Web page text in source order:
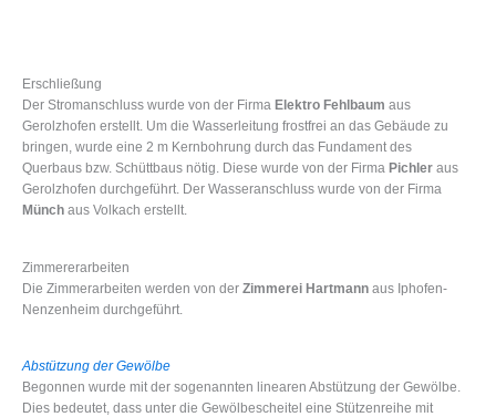
Erschließung
Der Stromanschluss wurde von der Firma Elektro Fehlbaum aus
Gerolzhofen erstellt. Um die Wasserleitung frostfrei an das Gebäude zu
bringen, wurde eine 2 m Kernbohrung durch das Fundament des
Querbaus bzw. Schüttbaus nötig. Diese wurde von der Firma Pichler aus
Gerolzhofen durchgeführt. Der Wasseranschluss wurde von der Firma
Münch aus Volkach erstellt.
Zimmererarbeiten
Die Zimmerarbeiten werden von der Zimmerei Hartmann aus Iphofen-
Nenzenheim durchgeführt.
Abstützung der Gewölbe
Begonnen wurde mit der sogenannten linearen Abstützung der Gewölbe.
Dies bedeutet, dass unter die Gewölbescheitel eine Stützenreihe mit